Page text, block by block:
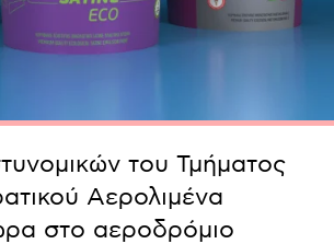
του Τμήματος
Αερολιμένα
στο αεροδρόμιο